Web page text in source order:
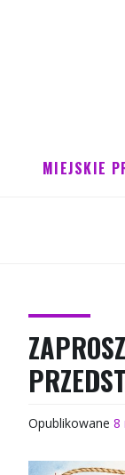
MIEJSKIE
Opublikowane 8